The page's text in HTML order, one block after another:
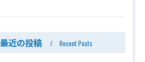
最近の投稿 Recent Posts